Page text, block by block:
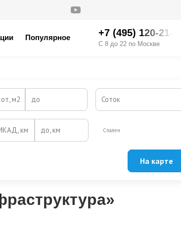
Популярное +7 (495) 120-21-XX
С 8 до 22 по Москве
м2 до Соток
км до, км Спален
На карте